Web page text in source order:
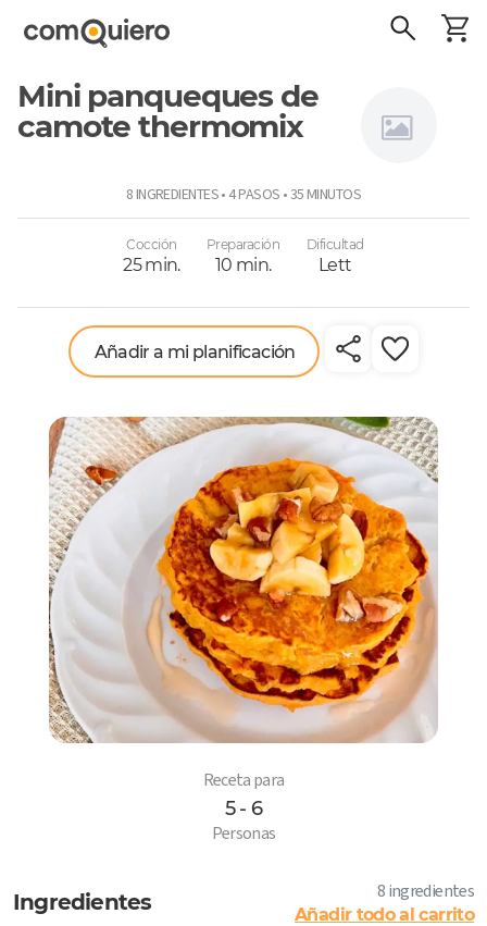
Mini panqueques de
camote thermomix
8 INGREDIENTES • 4 PASOS • 35 MINUTOS
Cocción
25 min.
Preparación
10 min.
Dificultad
Lett
Añadir a mi planificación
Receta para
5 - 6
Personas
Ingredientes 8 ingredientes
Añadir todo al carrito